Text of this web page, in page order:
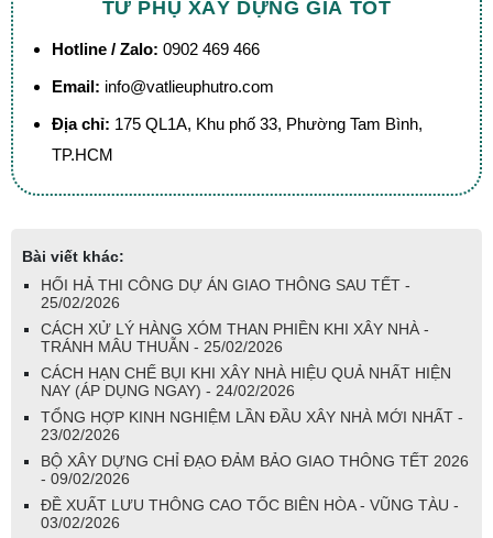
TƯ PHỤ XÂY DỰNG GIÁ TỐT
Hotline / Zalo: 0902 469 466
Email: info@vatlieuphutro.com
Địa chỉ: 175 QL1A, Khu phố 33, Phường Tam Bình,
TP.HCM
Bài viết khác:
HỐI HẢ THI CÔNG DỰ ÁN GIAO THÔNG SAU TẾT -
25/02/2026
CÁCH XỬ LÝ HÀNG XÓM THAN PHIỀN KHI XÂY NHÀ -
TRÁNH MÂU THUẪN - 25/02/2026
CÁCH HẠN CHẾ BỤI KHI XÂY NHÀ HIỆU QUẢ NHẤT HIỆN
NAY (ÁP DỤNG NGAY) - 24/02/2026
TỔNG HỢP KINH NGHIỆM LẦN ĐẦU XÂY NHÀ MỚI NHẤT -
23/02/2026
BỘ XÂY DỰNG CHỈ ĐẠO ĐẢM BẢO GIAO THÔNG TẾT 2026
- 09/02/2026
ĐỀ XUẤT LƯU THÔNG CAO TỐC BIÊN HÒA - VŨNG TÀU -
03/02/2026